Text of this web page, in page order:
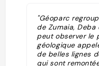
"Géoparc
de Zumaia,
peut observer le
géologique
de belles lignes
qui sont